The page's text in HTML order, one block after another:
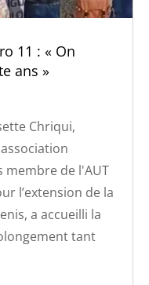
11 : « On
ans »
Chriqui,
de l'AUT
l’extension de la
a accueilli la
tant